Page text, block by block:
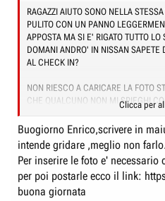
RAGAZZI AIUTO SONO NELLA
PULITO CON UN PANNO
APPOSTA MA SI E' RIGATO TUTTO
DOMANI ANDRO' IN NISSAN SAPETE
AL CHECK IN?
NON RIESCO A CARICARE LA FOTO
CHE QUALCUNO NON MI SPIEGHI
NON RIESCO AD ALLEGARE FOTO
Clicca per
Buogiorno Enrico,scrivere in
intende gridare ,meglio non farlo.
Per inserire le foto e'
per poi postarle ecco il link:
buona giornata